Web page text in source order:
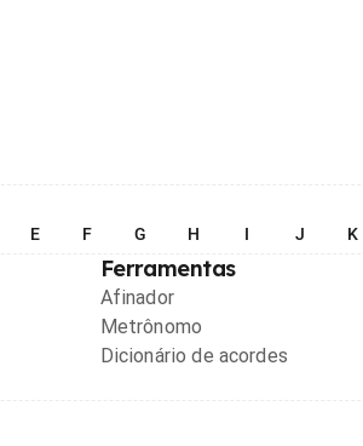
E F G H I J K
Ferramentas
Afinador
Metrônomo
Dicionário de acordes